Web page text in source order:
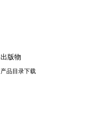
出版物
产品目录下载